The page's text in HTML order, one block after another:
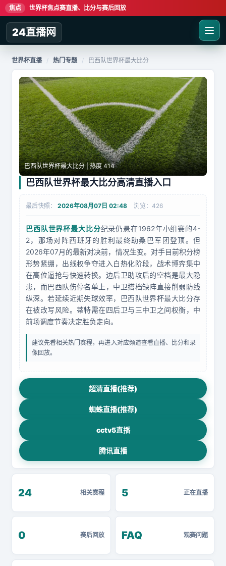
焦点 世界杯焦点赛直播、比分与赛后回放
24直播网
世界杯直播 / 热门专题 / 巴西队世界杯最大比分
巴西队世界杯最大比分 | 热度 414
巴西队世界杯最大比分高清直播入口
最后快照： 2026年08月07日 02:48 浏览：426
巴西队世界杯最大比分纪录仍悬在1962年小组赛的4-
2，那场对阵西班牙的胜利最终助桑巴军团登顶。但
2026年07月的最新对决前，情况生变。对手目前积分榜
形势紧绷，出线权争夺进入白热化阶段，战术博弈集中
在高位逼抢与快速转换。边后卫助攻后的空档是最大隐
患，而巴西队伤停名单上，中卫搭档缺阵直接削弱防线
纵深。若延续近期失球效率，巴西队世界杯最大比分存
在被改写风险。蒂特需在四后卫与三中卫之间权衡，中
前场调度节奏决定胜负走向。
建议先看相关热门赛程，再进入对应频道查看直播、比分和录
像回放。
超清直播(推荐)
蜘蛛直播(推荐)
cctv5直播
腾讯直播
24 相关赛程 5 正在直播
0 赛后回放 FAQ 观赛问题